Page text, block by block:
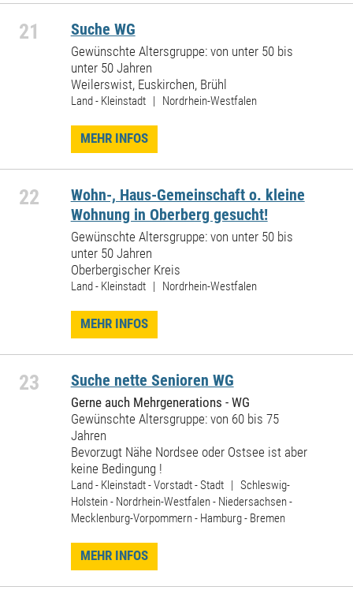
21 Suche WG
Gewünschte Altersgruppe: von unter 50 bis
unter 50 Jahren
Weilerswist, Euskirchen, Brühl
Land - Kleinstadt | Nordrhein-Westfalen
MEHR INFOS
22
Wohn-, Haus-Gemeinschaft o. kleine
Wohnung in Oberberg gesucht!
Gewünschte Altersgruppe: von unter 50 bis
unter 50 Jahren
Oberbergischer Kreis
Land - Kleinstadt | Nordrhein-Westfalen
MEHR INFOS
23 Suche nette Senioren WG
Gerne auch Mehrgenerations - WG
Gewünschte Altersgruppe: von 60 bis 75
Jahren
Bevorzugt Nähe Nordsee oder Ostsee ist aber
keine Bedingung !
Land - Kleinstadt - Vorstadt - Stadt | Schleswig-
Holstein - Nordrhein-Westfalen - Niedersachsen -
Mecklenburg-Vorpommern - Hamburg - Bremen
MEHR INFOS